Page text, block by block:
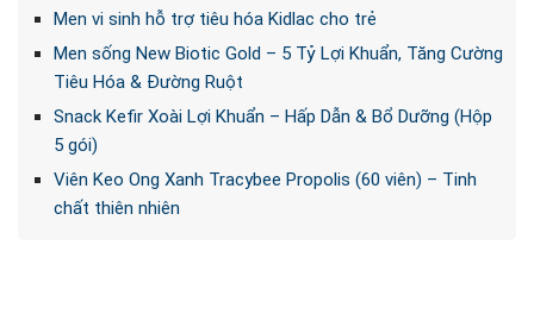
Men vi sinh hỗ trợ tiêu hóa Kidlac cho trẻ
Men sống New Biotic Gold – 5 Tỷ Lợi Khuẩn, Tăng Cường
Tiêu Hóa & Đường Ruột
Snack Kefir Xoài Lợi Khuẩn – Hấp Dẫn & Bổ Dưỡng (Hộp
5 gói)
Viên Keo Ong Xanh Tracybee Propolis (60 viên) – Tinh
chất thiên nhiên